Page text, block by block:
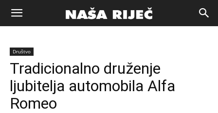
Naša
riječ
Zenica
Društvo
Tradicionalno druženje
ljubitelja automobila Alfa
Romeo